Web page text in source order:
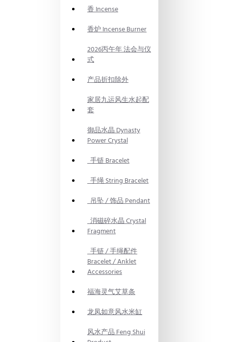
香 Incense
香炉 Incense Burner
2026丙午年 法会与仪
式
产品折扣除外
家居九运风生水起配
套
御品水晶 Dynasty
Power Crystal
手链 Bracelet
手绳 String Bracelet
吊坠 / 饰品 Pendant
消磁碎水晶 Crystal
Fragment
手链 / 手绳配件
Bracelet / Anklet
Accessories
福海灵气艾草条
龙凤如意风水米缸
风水产品 Feng Shui